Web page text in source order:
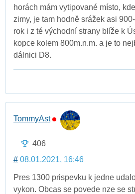
horách mám vytipované místo,
zimy, je tam hodně srážek asi
rok i z té východní strany blíže k
kopce kolem 800m.n.m. a je to
dálnici D8.
TommyAst
406
# 08.01.2021, 16:46
Pres 1300 prispevku k jedne
vykon. Obcas se povede nze se